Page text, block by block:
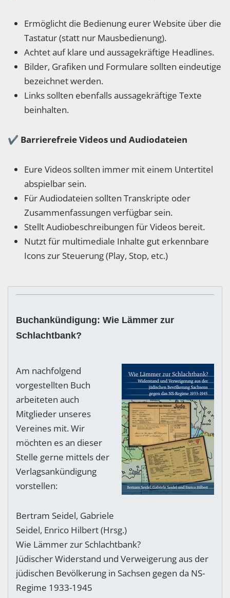
Ermöglicht die Bedienung eurer Website über die
Tastatur (statt nur Mausbedienung).
Achtet auf klare und aussagekräftige Headlines.
Bilder, Grafiken und Formulare sollten eindeutige
bezeichnet werden.
Links sollten ebenfalls aussagekräftige Texte
beinhalten.
✔ Barrierefreie Videos und Audiodateien
Eure Videos sollten immer mit einem Untertitel
abspielbar sein.
Für Audiodateien sollten Transkripte oder
Zusammenfassungen verfügbar sein.
Stellt Audiobeschreibungen für Videos bereit.
Nutzt für multimediale Inhalte gut erkennbare
Icons zur Steuerung (Play, Stop, etc.)
Buchankündigung: Wie Lämmer zur
Schlachtbank?
Am nachfolgend
vorgestellten Buch
arbeiteten auch
Mitglieder unseres
Vereines mit. Wir
möchten es an dieser
Stelle gerne mittels der
Verlagsankündigung
vorstellen:
Bertram Seidel, Gabriele
Seidel, Enrico Hilbert (Hrsg.)
Wie Lämmer zur Schlachtbank?
Jüdischer Widerstand und Verweigerung aus der
jüdischen Bevölkerung in Sachsen gegen da NS-
Regime 1933-1945